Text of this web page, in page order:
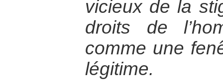
vicieux de la
droits de
comme une
légitime.